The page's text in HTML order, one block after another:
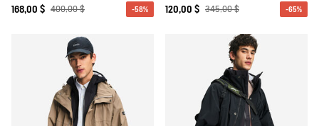
168,00 $ 400,00 $ -58% 120,00 $ 345,00 $ -65%